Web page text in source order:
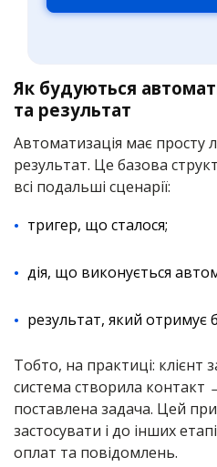
Як будуються
та результат
Автоматизація має просту
результат. Це базова
всі подальші сценарії:
тригер, що сталося;
дія, що виконується
результат, який отримує
Тобто, на практиці: клієнт
система створила
поставлена задача. Цей
застосувати і до інших
оплат та повідомлень.